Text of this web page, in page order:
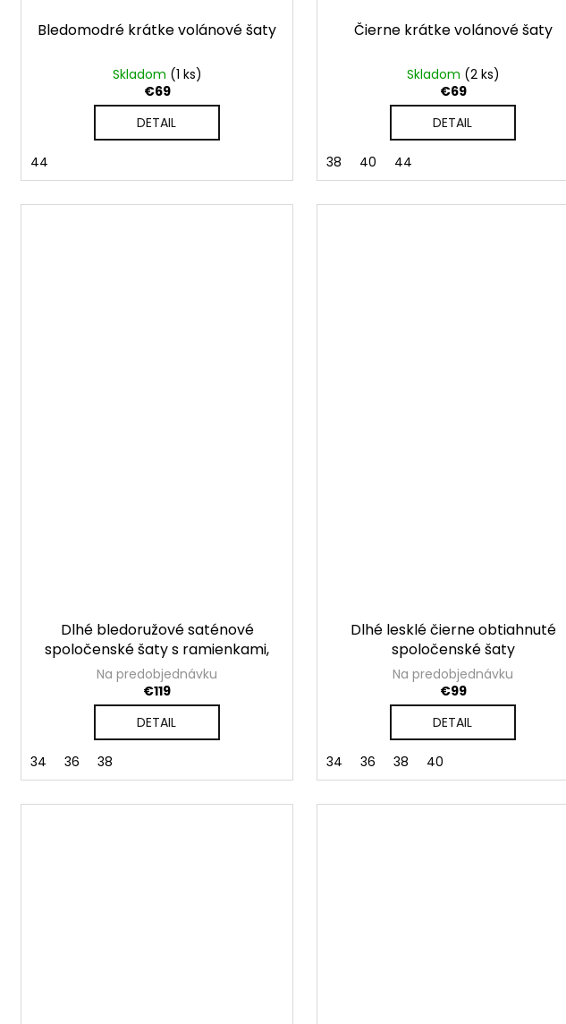
Bledomodré krátke volánové šaty
Skladom (1 ks)
€69
DETAIL
44
Čierne krátke volánové šaty
Skladom (2 ks)
€69
DETAIL
38 40 44
Dlhé bledoružové saténové
spoločenské šaty s ramienkami,
rozparkom a šnurovaním na
chrbte
Na predobjednávku
€119
DETAIL
34 36 38
Dlhé lesklé čierne obtiahnuté
spoločenské šaty
Na predobjednávku
€99
DETAIL
34 36 38 40